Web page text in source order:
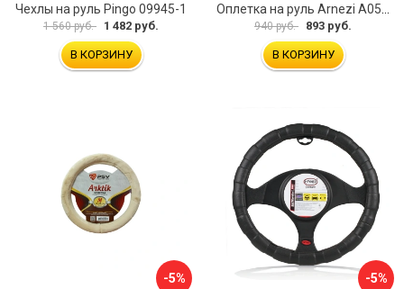
Чехлы на руль Pingo 09945-1
1 560 руб. 1 482 руб.
В КОРЗИНУ
940 руб. 893 руб.
В КОРЗИНУ
-5% -5%